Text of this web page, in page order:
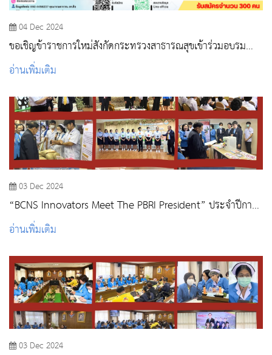
04 Dec 2024
ขอเชิญข้าราชการใหม่สังกัดกระทรวงสาธารณสุขเข้าร่วมอบรม
โครงการปฐมนิเทศข้าราชการใหม่ “หลักสูตรต้นกล้า
ข้าราชการ” รุ่นที่ 2 /2568
อ่านเพิ่มเติม
03 Dec 2024
“BCNS Innovators Meet The PBRI President” ประจำปีการ
ศึกษา 2567 : นักศึกษา
อ่านเพิ่มเติม
03 Dec 2024